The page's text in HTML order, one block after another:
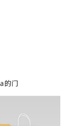
的门